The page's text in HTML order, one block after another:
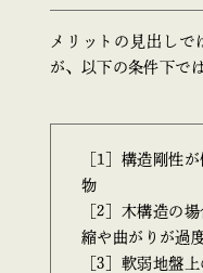
メリットの見出しで
が、以下の条件下で
［1］構造剛性
物
［2］木構造の
縮や曲がりが過
［3］軟弱地盤